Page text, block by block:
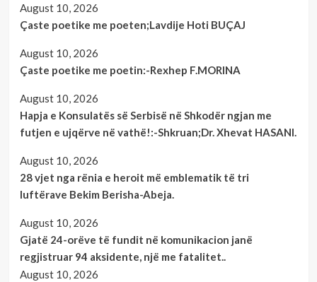
August 10, 2026
Çaste poetike me poeten;Lavdije Hoti BUÇAJ
August 10, 2026
Çaste poetike me poetin:-Rexhep F.MORINA
August 10, 2026
Hapja e Konsulatës së Serbisë në Shkodër ngjan me
futjen e ujqërve në vathë!:-Shkruan;Dr. Xhevat HASANI.
August 10, 2026
28 vjet nga rënia e heroit më emblematik të tri
luftërave Bekim Berisha-Abeja.
August 10, 2026
Gjatë 24-orëve të fundit në komunikacion janë
regjistruar 94 aksidente, një me fatalitet..
August 10, 2026